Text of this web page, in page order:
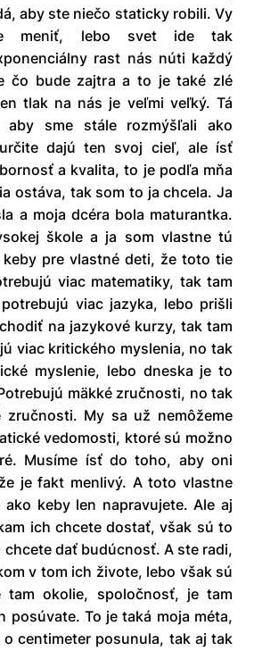
aby ste niečo staticky robili. Vy
meniť, lebo svet ide tak
rast nás núti každý
čo bude zajtra a to je také zlé
tlak na nás je veľmi veľký. Tá
aby sme stále rozmýšľali ako
dajú ten svoj cieľ, ale ísť
a kvalita, to je podľa mňa
ostáva, tak som to ja chcela. Ja
a moja dcéra bola maturantka.
škole a ja som vlastne tú
pre vlastné deti, že toto tie
viac matematiky, tak tam
viac jazyka, lebo prišli
na jazykové kurzy, tak tam
viac kritického myslenia, no tak
myslenie, lebo dneska je to
mäkké zručnosti, no tak
zručnosti. My sa už nemôžeme
vedomosti, ktoré sú možno
Musíme ísť do toho, aby oni
je fakt menlivý. A toto vlastne
keby len napravujete. Ale aj
ich chcete dostať, však sú to
chcete dať budúcnosť. A ste radi,
v tom ich živote, lebo však sú
okolie, spoločnosť, je tam
posúvate. To je taká moja méta,
centimeter posunula, tak aj tak